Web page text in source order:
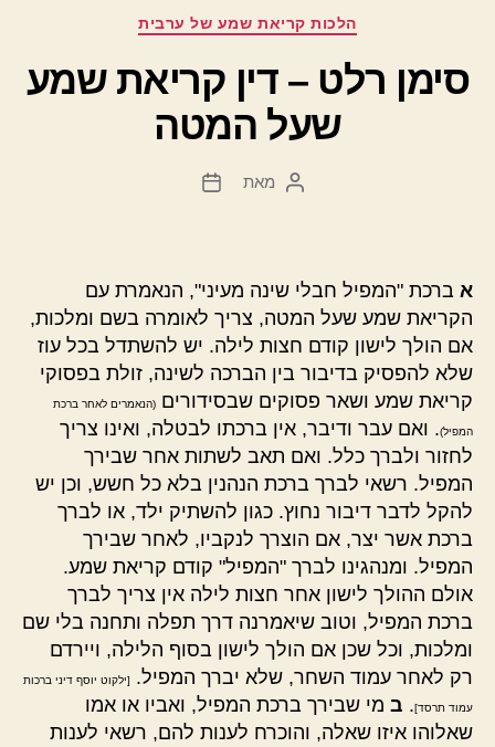
קטגוריות
הלכות קריאת שמע של ערבית
סימן רלט – דין קריאת שמע
שעל המטה
המחבר
מאת
תאריך
א ברכת "המפיל חבלי שינה מעיני", הנאמרת עם
הקריאת שמע שעל המטה, צריך לאומרה בשם ומלכות,
אם הולך לישון קודם חצות לילה. יש להשתדל בכל עוז
שלא להפסיק בדיבור בין הברכה לשינה, זולת בפסוקי
קריאת שמע ושאר פסוקים שבסידורים (הנאמרים לאחר ברכת
המפיל). ואם עבר ודיבר, אין ברכתו לבטלה, ואינו צריך
לחזור ולברך כלל. ואם תאב לשתות אחר שבירך
המפיל. רשאי לברך ברכת הנהנין בלא כל חשש, וכן יש
להקל לדבר דיבור נחוץ. כגון להשתיק ילד, או לברך
ברכת אשר יצר, אם הוצרך לנקביו, לאחר שבירך
המפיל. ומנהגינו לברך "המפיל" קודם קריאת שמע.
אולם ההולך לישון אחר חצות לילה אין צריך לברך
ברכת המפיל, וטוב שיאמרנה דרך תפלה ותחנה בלי שם
ומלכות, וכל שכן אם הולך לישון בסוף הלילה, ויירדם
רק לאחר עמוד השחר, שלא יברך המפיל.
[ילקוט יוסף דיני ברכות
עמוד תרסד]. ב מי שבירך ברכת המפיל, ואביו או אמו
שאלוהו איזו שאלה, והוכרח לענות להם, רשאי לענות